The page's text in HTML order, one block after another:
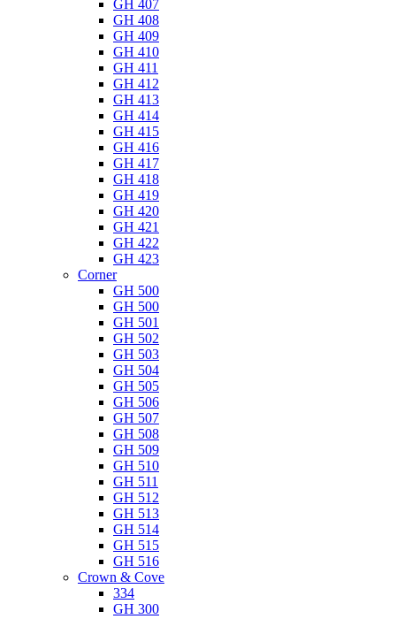
GH 407
GH 408
GH 409
GH 410
GH 411
GH 412
GH 413
GH 414
GH 415
GH 416
GH 417
GH 418
GH 419
GH 420
GH 421
GH 422
GH 423
Corner
GH 500
GH 500
GH 501
GH 502
GH 503
GH 504
GH 505
GH 506
GH 507
GH 508
GH 509
GH 510
GH 511
GH 512
GH 513
GH 514
GH 515
GH 516
Crown & Cove
334
GH 300